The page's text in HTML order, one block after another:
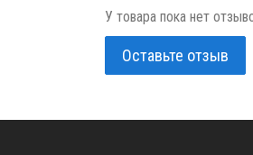
У товара пока нет
Оставьте отзыв